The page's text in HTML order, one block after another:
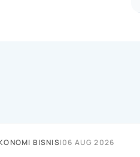
BISNIS|06 AUG 2026